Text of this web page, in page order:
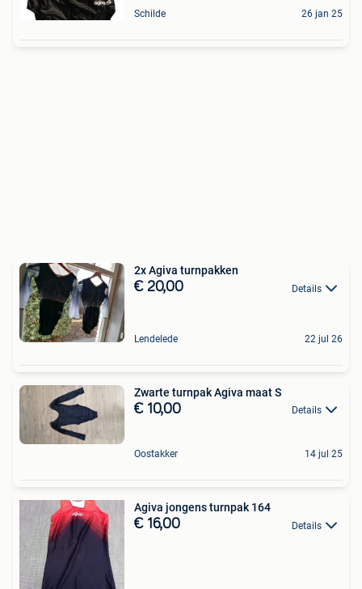
Schilde 26 jan 25
2x Agiva turnpakken
€ 20,00 Details
Lendelede 22 jul 26
Zwarte turnpak Agiva maat S
€ 10,00 Details
Oostakker 14 jul 25
Agiva jongens turnpak 164
€ 16,00 Details